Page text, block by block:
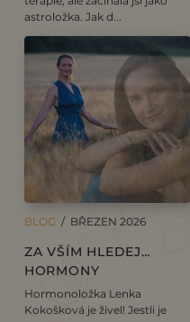
astroložka. Jak d...
BLOG / BŘEZEN 2026
ZA VŠÍM HLEDEJ…
HORMONY
Hormonoložka Lenka
Kokošková je živel! Jestli je